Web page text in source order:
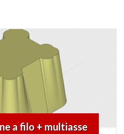
a filo + multiasse